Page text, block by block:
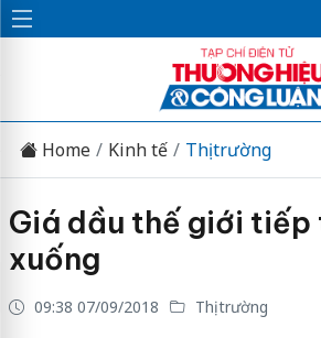
Home Kinh tế Thị trường
Giá dầu thế giới tiếp
xuống
09:38 07/09/2018 Thị trường